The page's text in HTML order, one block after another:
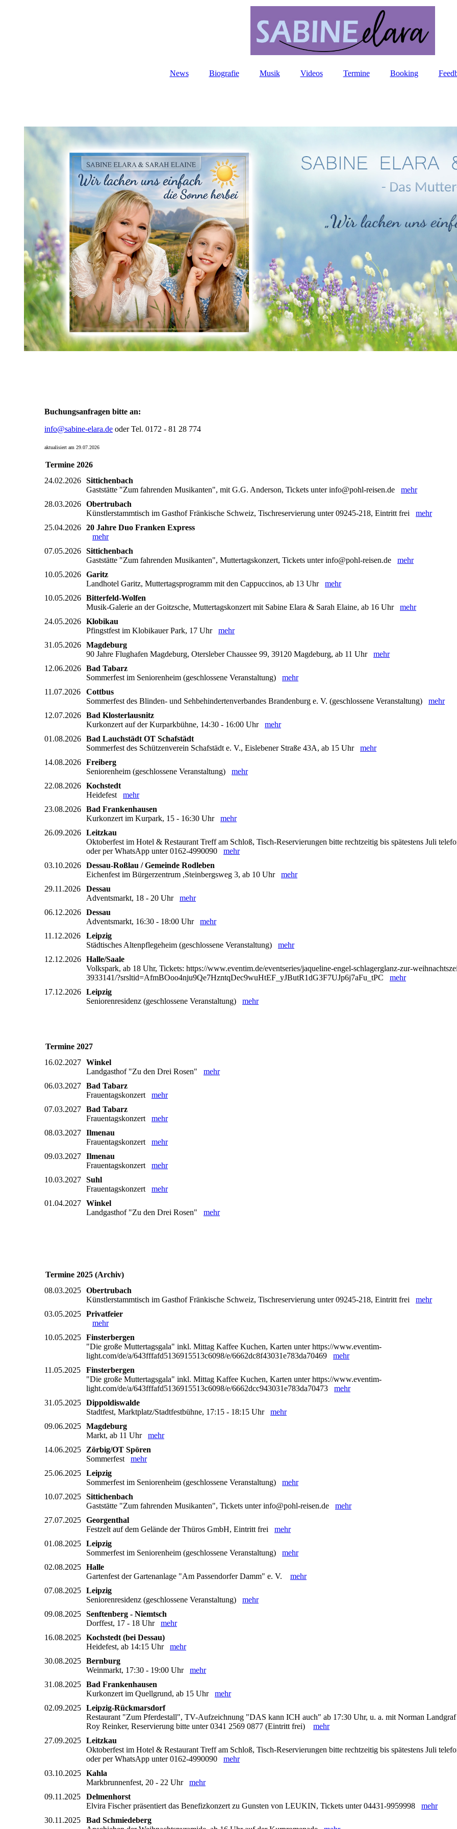
News Biografie Musik Videos Termine Booking
Buchungsanfragen bitte an:
info@sabine-elara.de oder Tel. 0172 - 81 28 774
aktualisiert am 29.07.2026
Termine 2026
24.02.2026 Sittichenbach
Gaststätte "Zum fahrenden Musikanten", mit G.G. Anderson, Tickets unter info@pohl-reisen.de mehr
28.03.2026 Obertrubach
Künstlerstammtisch im Gasthof Fränkische Schweiz, Tischreservierung unter 09245-218, Eintritt frei mehr
25.04.2026 20 Jahre Duo Franken Express
mehr
07.05.2026 Sittichenbach
Gaststätte "Zum fahrenden Musikanten", Muttertagskonzert, Tickets unter info@pohl-reisen.de mehr
10.05.2026 Garitz
Landhotel Garitz, Muttertagsprogramm mit den Cappuccinos, ab 13 Uhr mehr
10.05.2026 Bitterfeld-Wolfen
Musik-Galerie an der Goitzsche, Muttertagskonzert mit Sabine Elara & Sarah Elaine, ab 16 Uhr mehr
24.05.2026 Klobikau
Pfingstfest im Klobikauer Park, 17 Uhr mehr
31.05.2026 Magdeburg
90 Jahre Flughafen Magdeburg, Otersleber Chaussee 99, 39120 Magdeburg, ab 11 Uhr mehr
12.06.2026 Bad Tabarz
Sommerfest im Seniorenheim (geschlossene Veranstaltung) mehr
11.07.2026
Cottbus
Sommerfest des Blinden- und Sehbehindertenverbandes Brandenburg e. V. (geschlossene Veranstaltung) mehr
12.07.2026 Bad Klosterlausnitz
Kurkonzert auf der Kurparkbühne, 14:30 - 16:00 Uhr mehr
01.08.2026 Bad Lauchstädt OT Schafstädt
Sommerfest des Schützenverein Schafstädt e. V., Eislebener Straße 43A, ab 15 Uhr mehr
14.08.2026 Freiberg
Seniorenheim (geschlossene Veranstaltung) mehr
22.08.2026 Kochstedt
Heidefest mehr
23.08.2026 Bad Frankenhausen
Kurkonzert im Kurpark, 15 - 16:30 Uhr mehr
26.09.2026 Leitzkau
Oktoberfest im Hotel & Restaurant Treff am Schloß, Tisch-Reservierungen bitte rechtzeitig bis spätestens Juli
oder per WhatsApp unter 0162-4990090 mehr
03.10.2026 Dessau-Roßlau / Gemeinde Rodleben
Eichenfest im Bürgerzentrum ,Steinbergsweg 3, ab 10 Uhr mehr
29.11.2026
Dessau
Adventsmarkt, 18 - 20 Uhr mehr
06.12.2026 Dessau
Adventsmarkt, 16:30 - 18:00 Uhr mehr
11.12.2026
Leipzig
Städtisches Altenpflegeheim (geschlossene Veranstaltung) mehr
12.12.2026 Halle/Saale
Volkspark, ab 18 Uhr, Tickets: https://www.eventim.de/eventseries/jaqueline-engel-schlagerglanz-zur-
3933141/?srsltid=AfmBOoo4nju9Qe7HzntqDec9wuHtEF_yJButR1dG3F7UJp6j7aFu_tPC mehr
17.12.2026 Leipzig
Seniorenresidenz (geschlossene Veranstaltung) mehr
Termine 2027
16.02.2027 Winkel
Landgasthof "Zu den Drei Rosen" mehr
06.03.2027 Bad Tabarz
Frauentagskonzert mehr
07.03.2027 Bad Tabarz
Frauentagskonzert mehr
08.03.2027 Ilmenau
Frauentagskonzert mehr
09.03.2027 Ilmenau
Frauentagskonzert mehr
10.03.2027 Suhl
Frauentagskonzert mehr
01.04.2027 Winkel
Landgasthof "Zu den Drei Rosen" mehr
Termine 2025 (Archiv)
08.03.2025 Obertrubach
Künstlerstammtisch im Gasthof Fränkische Schweiz, Tischreservierung unter 09245-218, Eintritt frei mehr
03.05.2025 Privatfeier
mehr
10.05.2025 Finsterbergen
"Die große Muttertagsgala" inkl. Mittag Kaffee Kuchen, Karten unter https://www.eventim-
light.com/de/a/643fffafd5136915513c6098/e/6662dc8f43031e783da70469 mehr
11.05.2025
Finsterbergen
"Die große Muttertagsgala" inkl. Mittag Kaffee Kuchen, Karten unter https://www.eventim-
light.com/de/a/643fffafd5136915513c6098/e/6662dcc943031e783da70473 mehr
31.05.2025 Dippoldiswalde
Stadtfest, Marktplatz/Stadtfestbühne, 17:15 - 18:15 Uhr mehr
09.06.2025 Magdeburg
Markt, ab 11 Uhr mehr
14.06.2025
Zörbig/OT Spören
Sommerfest mehr
25.06.2025 Leipzig
Sommerfest im Seniorenheim (geschlossene Veranstaltung) mehr
10.07.2025 Sittichenbach
Gaststätte "Zum fahrenden Musikanten", Tickets unter info@pohl-reisen.de mehr
27.07.2025 Georgenthal
Festzelt auf dem Gelände der Thüros GmbH, Eintritt frei mehr
01.08.2025 Leipzig
Sommerfest im Seniorenheim (geschlossene Veranstaltung) mehr
02.08.2025 Halle
Gartenfest der Gartenanlage "Am Passendorfer Damm" e. V. mehr
07.08.2025 Leipzig
Seniorenresidenz (geschlossene Veranstaltung) mehr
09.08.2025 Senftenberg - Niemtsch
Dorffest, 17 - 18 Uhr mehr
16.08.2025 Kochstedt (bei Dessau)
Heidefest, ab 14:15 Uhr mehr
30.08.2025 Bernburg
Weinmarkt, 17:30 - 19:00 Uhr mehr
31.08.2025 Bad Frankenhausen
Kurkonzert im Quellgrund, ab 15 Uhr mehr
02.09.2025 Leipzig-Rückmarsdorf
Restaurant "Zum Pferdestall", TV-Aufzeichnung "DAS kann ICH auch" ab 17:30 Uhr, u. a. mit Norman
Roy Reinker, Reservierung bitte unter 0341 2569 0877 (Eintritt frei) mehr
27.09.2025 Leitzkau
Oktoberfest im Hotel & Restaurant Treff am Schloß, Tisch-Reservierungen bitte rechtzeitig bis spätestens Juli
oder per WhatsApp unter 0162-4990090 mehr
03.10.2025 Kahla
Markbrunnenfest, 20 - 22 Uhr mehr
09.11.2025
Delmenhorst
Elvira Fischer präsentiert das Benefizkonzert zu Gunsten von LEUKIN, Tickets unter 04431-9959998 mehr
30.11.2025
Bad Schmiedeberg